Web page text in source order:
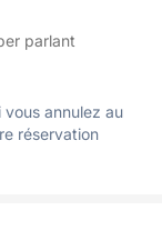
parlant
annulez au
réservation